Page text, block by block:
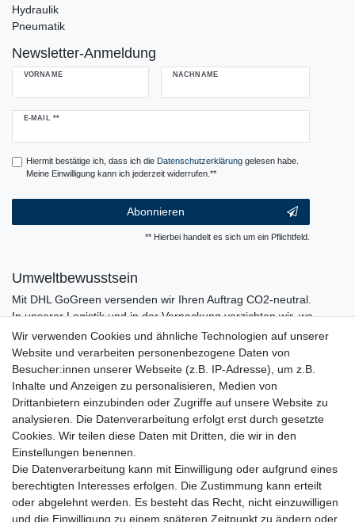
Hydraulik
Pneumatik
Newsletter-Anmeldung
VORNAME NACHNAME
E-MAIL **
Newsletter
Hiermit bestätige ich, dass ich die Daten­schutz­erklärunggelesen habe.
Meine Einwilligung kann ich jederzeit widerrufen.**
Abonnieren
** Hierbei handelt es sich um ein Pflichtfeld.
Umweltbewusstsein
Mit DHL GoGreen versenden wir Ihren Auftrag CO2-neutral.
In unserer Logistik und in der Verpackung verzichten wir, wo
immer es möglich ist, auf den Einsatz von Kunststoffen und
Plastik.
Wir verwenden Cookies und ähnliche Technologien auf unserer
Website und verarbeiten personenbezogene Daten von
Besucher:innen unserer Webseite (z.B. IP-Adresse), um z.B.
Inhalte und Anzeigen zu personalisieren, Medien von
Drittanbietern einzubinden oder Zugriffe auf unsere Website zu
analysieren. Die Datenverarbeitung erfolgt erst durch gesetzte
Cookies. Wir teilen diese Daten mit Dritten, die wir in den
Einstellungen benennen.
Die Datenverarbeitung kann mit Einwilligung oder aufgrund eines
berechtigten Interesses erfolgen. Die Zustimmung kann erteilt
oder abgelehnt werden. Es besteht das Recht, nicht einzuwilligen
und die Einwilligung zu einem späteren Zeitpunkt zu ändern oder